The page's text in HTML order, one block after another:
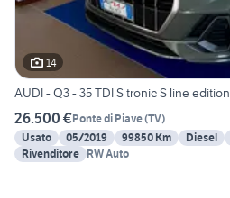
14
AUDI - Q3 - 35 TDI S tronic S line edition
26.500 €Ponte di Piave(TV)
Usato
05/2019 99850 Km Diesel
Rivenditore RW Auto